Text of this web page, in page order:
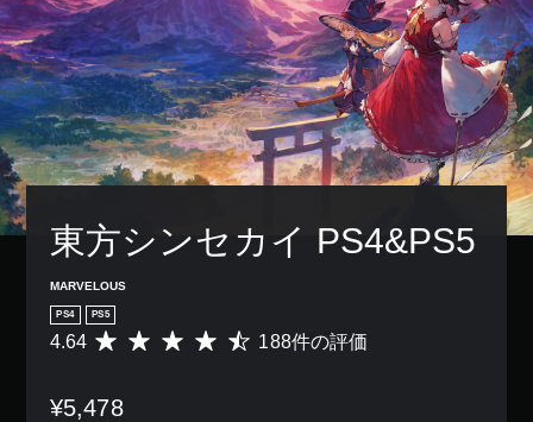
東方シンセカイ PS4&PS5
MARVELOUS
PS4 PS5
評
は
4.64 188件の評価
¥5,478